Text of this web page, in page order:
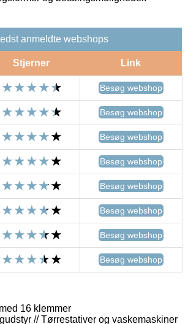
anmeldte webshops
Stjerner Link
Besøg webshop
Besøg webshop
Besøg webshop
Besøg webshop
Besøg webshop
Besøg webshop
Besøg webshop
Besøg webshop
16 klemmer
// Tørrestativer og vaskemaskiner